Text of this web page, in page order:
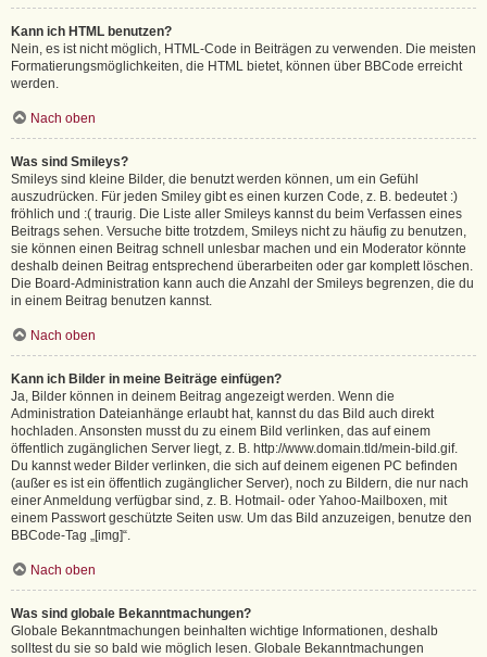
Kann ich HTML benutzen?
Nein, es ist nicht möglich, HTML-Code in Beiträgen zu verwenden. Die meisten
Formatierungsmöglichkeiten, die HTML bietet, können über BBCode erreicht
werden.
Nach oben
Was sind Smileys?
Smileys sind kleine Bilder, die benutzt werden können, um ein Gefühl
auszudrücken. Für jeden Smiley gibt es einen kurzen Code, z. B. bedeutet :)
fröhlich und :( traurig. Die Liste aller Smileys kannst du beim Verfassen eines
Beitrags sehen. Versuche bitte trotzdem, Smileys nicht zu häufig zu benutzen,
sie können einen Beitrag schnell unlesbar machen und ein Moderator könnte
deshalb deinen Beitrag entsprechend überarbeiten oder gar komplett löschen.
Die Board-Administration kann auch die Anzahl der Smileys begrenzen, die du
in einem Beitrag benutzen kannst.
Nach oben
Kann ich Bilder in meine Beiträge einfügen?
Ja, Bilder können in deinem Beitrag angezeigt werden. Wenn die
Administration Dateianhänge erlaubt hat, kannst du das Bild auch direkt
hochladen. Ansonsten musst du zu einem Bild verlinken, das auf einem
öffentlich zugänglichen Server liegt, z. B. http://www.domain.tld/mein-bild.gif.
Du kannst weder Bilder verlinken, die sich auf deinem eigenen PC befinden
(außer es ist ein öffentlich zugänglicher Server), noch zu Bildern, die nur nach
einer Anmeldung verfügbar sind, z. B. Hotmail- oder Yahoo-Mailboxen, mit
einem Passwort geschützte Seiten usw. Um das Bild anzuzeigen, benutze den
BBCode-Tag „[img]“.
Nach oben
Was sind globale Bekanntmachungen?
Globale Bekanntmachungen beinhalten wichtige Informationen, deshalb
solltest du sie so bald wie möglich lesen. Globale Bekanntmachungen